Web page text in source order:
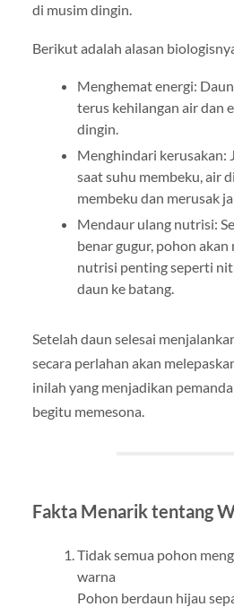
di musim dingin.
Berikut adalah alasan
Menghemat energi:
terus kehilangan air dan
dingin.
Menghindari kerusakan:
saat suhu membeku, air
membeku dan merusak
Mendaur ulang nutrisi:
benar gugur, pohon
nutrisi penting seperti
daun ke batang.
Setelah daun selesai
secara perlahan akan
inilah yang menjadikan
begitu memesona.
Fakta Menarik tentang
Tidak semua pohon
warna
Pohon berdaun hijau